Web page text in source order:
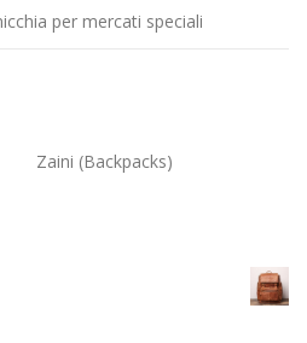
per mercati speciali
Zaini (Backpacks)